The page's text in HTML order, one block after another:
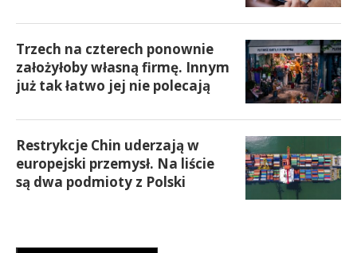
Trzech na czterech ponownie
założyłoby własną firmę. Innym
już tak łatwo jej nie polecają
Restrykcje Chin uderzają w
europejski przemysł. Na liście
są dwa podmioty z Polski